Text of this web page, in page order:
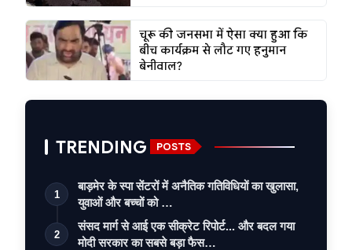
चूरू की जनसभा में ऐसा क्या हुआ कि
बीच कार्यक्रम से लौट गए हनुमान
बेनीवाल?
TRENDING POSTS
1
बाड़मेर के स्पा सेंटरों में अनैतिक गतिविधियों का खुलासा,
युवाओं और बच्चों को …
2
संसद मार्ग से आई एक सीक्रेट रिपोर्ट... और बदल गया
मोदी सरकार का सबसे बड़ा फैस…